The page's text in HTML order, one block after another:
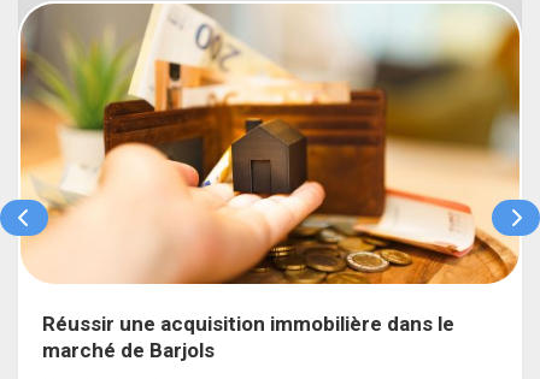
Réussir une acquisition immobilière dans le
marché de Barjols